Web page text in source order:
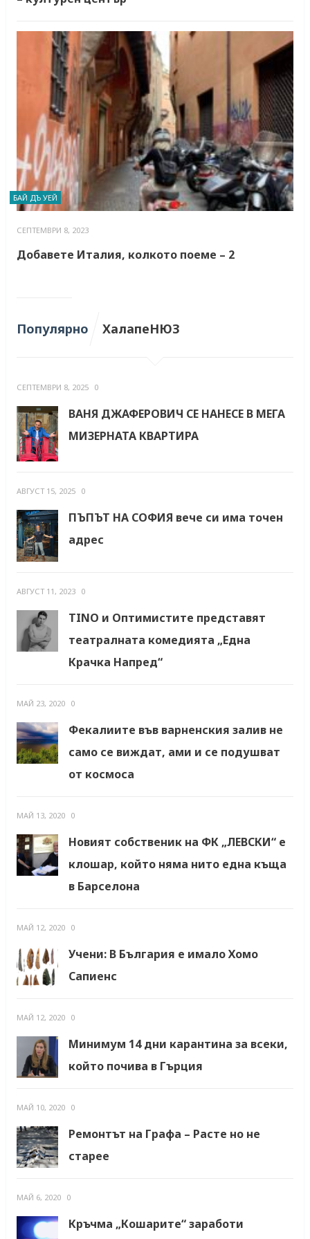
БАЙ ДЪ УЕЙ
СЕПТЕМВРИ 8, 2023
Добавете Италия, колкото поеме – 2
Популярно ХалапеНЮЗ
СЕПТЕМВРИ 8, 2025 0
ВАНЯ ДЖАФЕРОВИЧ СЕ НАНЕСЕ В МЕГА
МИЗЕРНАТА КВАРТИРА
АВГУСТ 15, 2025 0
ПЪПЪТ НА СОФИЯ вече си има точен
адрес
АВГУСТ 11, 2023 0
TINO и Оптимистите представят
театралната комедията „Една
Крачка Напред“
МАЙ 23, 2020 0
Фекалиите във варненския залив не
само се виждат, ами и се подушват
от космоса
МАЙ 13, 2020 0
Новият собственик на ФК „ЛЕВСКИ“ е
клошар, който няма нито една къща
в Барселона
МАЙ 12, 2020 0
Учени: В България е имало Хомо
Сапиенс
МАЙ 12, 2020 0
Минимум 14 дни карантина за всеки,
който почива в Гърция
МАЙ 10, 2020 0
Ремонтът на Графа – Расте но не
старее
МАЙ 6, 2020 0
Кръчма „Кошарите“ заработи